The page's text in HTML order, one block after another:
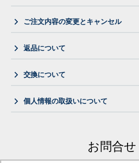
ご注文内容の変更とキャンセル
返品について
交換について
個人情報の取扱いについて
お問合せ